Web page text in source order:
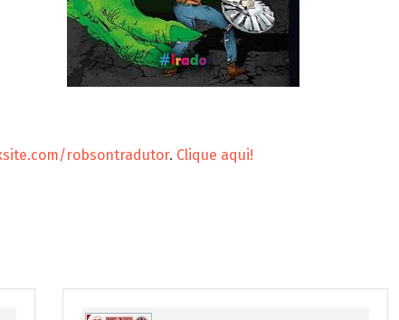
robsontradutor. Clique aqui!